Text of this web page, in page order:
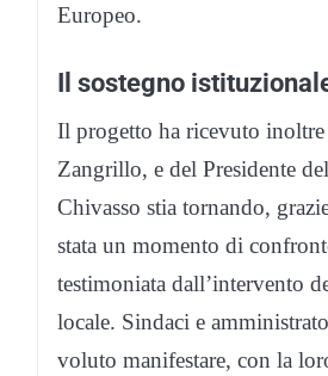
Europeo.
Il sostegno
Il progetto ha ricevuto
Zangrillo, e del Presidente
Chivasso stia tornando,
stata un momento di
testimoniata dall’intervento
locale. Sindaci e
voluto manifestare, con la